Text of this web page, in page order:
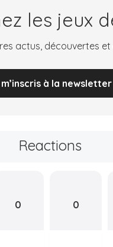
les jeux
actus, découvertes
à la newsletter
Reactions
0 0